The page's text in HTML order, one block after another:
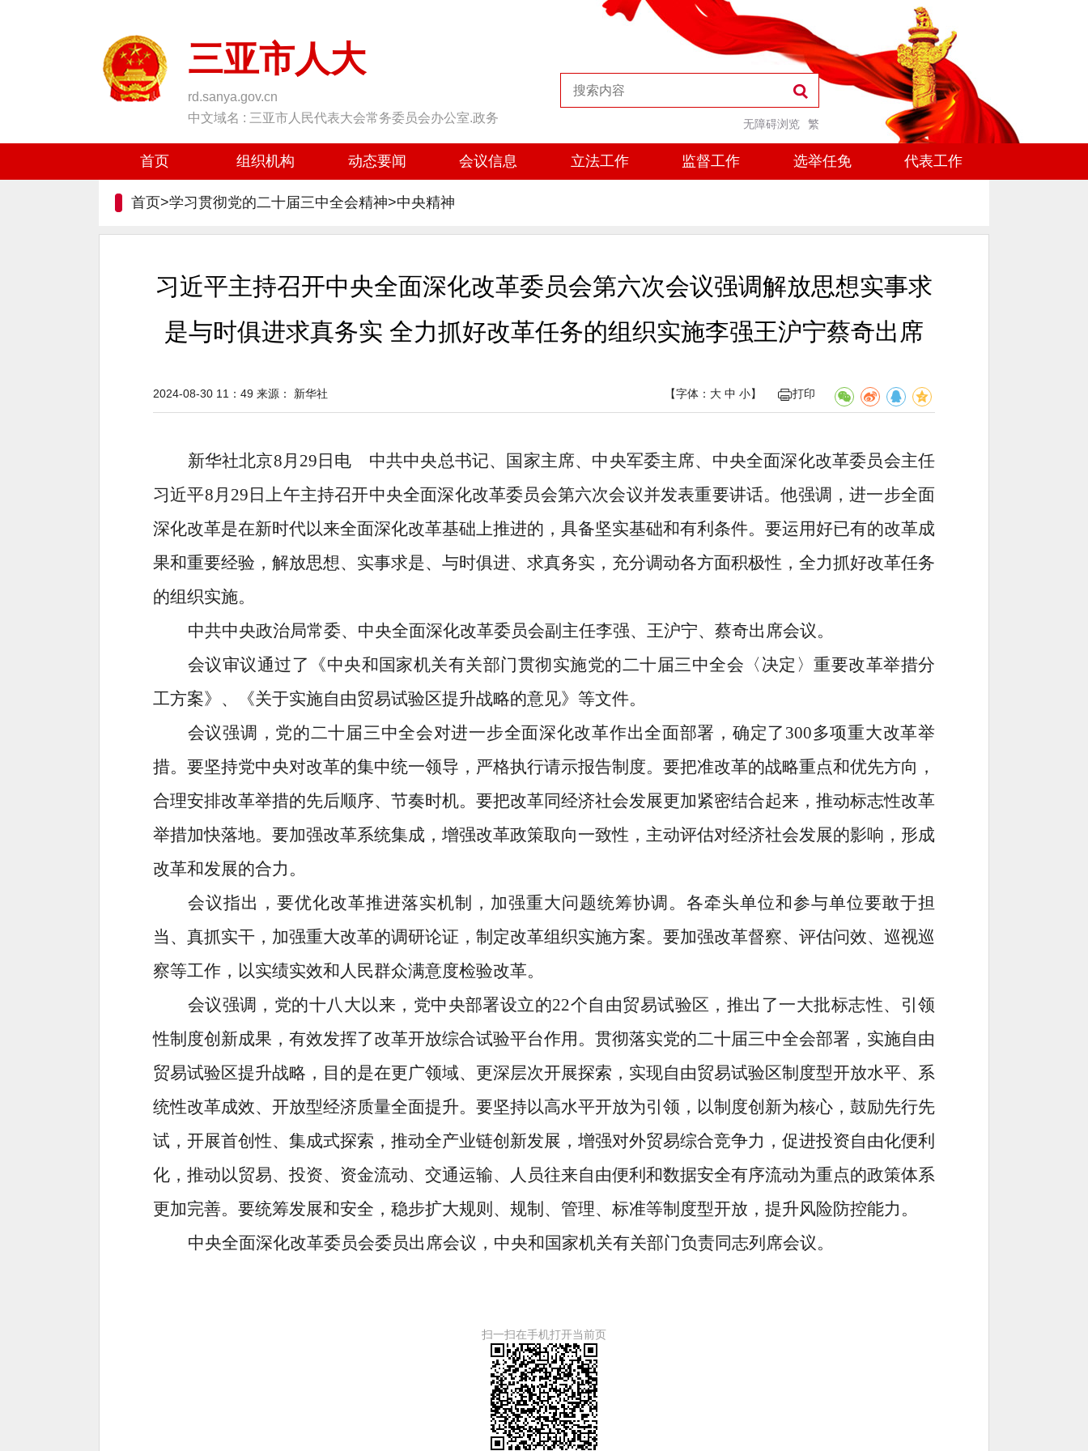
三亚市人大
rd.sanya.gov.cn
中文域名 : 三亚市人民代表大会常务委员会办公室.政务
繁
无障碍浏览
首页 组织机构 动态要闻 会议信息 立法工作 监督工作 选举任免 代表工作
首页>学习贯彻党的二十届三中全会精神>中央精神
习近平主持召开中央全面深化改革委员会第六次会议强调解放思想实事求
是与时俱进求真务实 全力抓好改革任务的组织实施李强王沪宁蔡奇出席
【字体： 大 中 小】 打印
2024-08-30 11：49 来源： 新华社
新华社北京8月29日电 中共中央总书记、国家主席、中央军委主席、中央全面深化改革委员会主任
习近平8月29日上午主持召开中央全面深化改革委员会第六次会议并发表重要讲话。他强调，进一步全面
深化改革是在新时代以来全面深化改革基础上推进的，具备坚实基础和有利条件。要运用好已有的改革成
果和重要经验，解放思想、实事求是、与时俱进、求真务实，充分调动各方面积极性，全力抓好改革任务
的组织实施。
中共中央政治局常委、中央全面深化改革委员会副主任李强、王沪宁、蔡奇出席会议。
会议审议通过了《中央和国家机关有关部门贯彻实施党的二十届三中全会〈决定〉重要改革举措分
工方案》、《关于实施自由贸易试验区提升战略的意见》等文件。
会议强调，党的二十届三中全会对进一步全面深化改革作出全面部署，确定了300多项重大改革举
措。要坚持党中央对改革的集中统一领导，严格执行请示报告制度。要把准改革的战略重点和优先方向，
合理安排改革举措的先后顺序、节奏时机。要把改革同经济社会发展更加紧密结合起来，推动标志性改革
举措加快落地。要加强改革系统集成，增强改革政策取向一致性，主动评估对经济社会发展的影响，形成
改革和发展的合力。
会议指出，要优化改革推进落实机制，加强重大问题统筹协调。各牵头单位和参与单位要敢于担
当、真抓实干，加强重大改革的调研论证，制定改革组织实施方案。要加强改革督察、评估问效、巡视巡
察等工作，以实绩实效和人民群众满意度检验改革。
会议强调，党的十八大以来，党中央部署设立的22个自由贸易试验区，推出了一大批标志性、引领
性制度创新成果，有效发挥了改革开放综合试验平台作用。贯彻落实党的二十届三中全会部署，实施自由
贸易试验区提升战略，目的是在更广领域、更深层次开展探索，实现自由贸易试验区制度型开放水平、系
统性改革成效、开放型经济质量全面提升。要坚持以高水平开放为引领，以制度创新为核心，鼓励先行先
试，开展首创性、集成式探索，推动全产业链创新发展，增强对外贸易综合竞争力，促进投资自由化便利
化，推动以贸易、投资、资金流动、交通运输、人员往来自由便利和数据安全有序流动为重点的政策体系
更加完善。要统筹发展和安全，稳步扩大规则、规制、管理、标准等制度型开放，提升风险防控能力。
中央全面深化改革委员会委员出席会议，中央和国家机关有关部门负责同志列席会议。
扫一扫在手机打开当前页